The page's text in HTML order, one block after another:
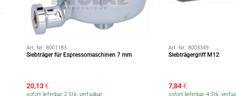
Art.-Nr.: 8001183
Siebträger für Espressomaschinen 7 mm
20,13€
sofort lieferbar, 2 Stk. verfügbar
Art.-Nr.: 8003349
Siebträgergriff M12
7,84€
sofort lieferbar, 4 Stk.